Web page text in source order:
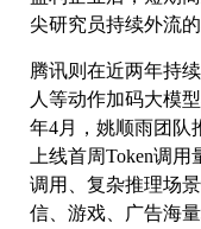
尖研究员持续外流的
腾讯则在近两年持
人等动作加码大模
年4月，姚顺雨团队
上线首周Token调
调用、复杂推理场
信、游戏、广告海